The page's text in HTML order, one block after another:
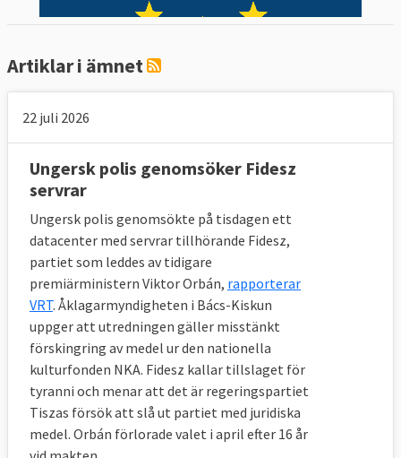
innebär en lägre grad av uppfattad
Källa:TI-metodologi
Artiklar i ämnet
22 juli 2026
Ungersk polis genomsöker Fidesz
servrar
Ungersk polis genomsökte på tisdagen ett
datacenter med servrar tillhörande Fidesz,
partiet som leddes av tidigare
premiärministern Viktor Orbán, rapporterar
VRT. Åklagarmyndigheten i Bács-Kiskun
uppger att utredningen gäller misstänkt
förskingring av medel ur den nationella
kulturfonden NKA. Fidesz kallar tillslaget för
tyranni och menar att det är regeringspartiet
Tiszas försök att slå ut partiet med juridiska
medel. Orbán förlorade valet i april efter 16 år